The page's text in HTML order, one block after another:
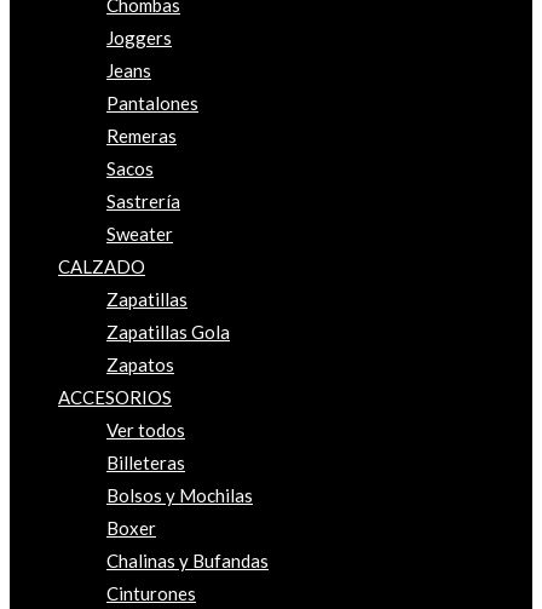
Chombas
Joggers
Jeans
Pantalones
Remeras
Sacos
Sastrería
Sweater
CALZADO
Zapatillas
Zapatillas Gola
Zapatos
ACCESORIOS
Ver todos
Billeteras
Bolsos y Mochilas
Boxer
Chalinas y Bufandas
Cinturones